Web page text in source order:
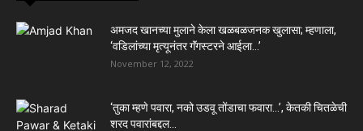
अमजद खानच्या मुलाने केला खळबळजनक खुलासा; म्हणाला,
‘वडिलांच्या मृत्यूनंतर गॅंगस्टरने आईला…’
November 12, 2022
‘तुका म्हणे पवारा, नको उडवू तोंडाचा फवारा…’, केतकी चितळेची
शरद पवारांबद्दल...